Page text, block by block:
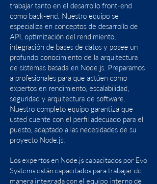
trabajar tanto en el desarrollo front-end
como back-end. Nuestro equipo se
especializa en conceptos de desarrollo de
API, optimización del rendimiento,
integración de bases de datos y posee un
profundo conocimiento de la arquitectura
de sistemas basada en Node.js. Preparamos
a profesionales para que actúen como
expertos en rendimiento, escalabilidad,
seguridad y arquitectura de software.
Nuestro completo equipo garantiza que
usted cuente con el perfil adecuado para el
puesto, adaptado a las necesidades de su
proyecto Node.js.
Los expertos en Node.js capacitados por Evo
Systems están capacitados para trabajar de
manera integrada con el equipo interno de